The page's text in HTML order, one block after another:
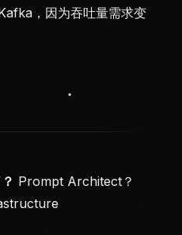
，因为吞吐量需求变
Prompt Architect？